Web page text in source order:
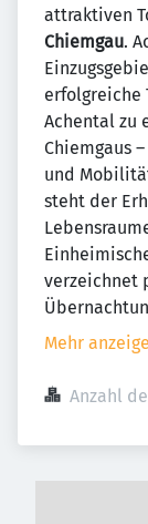
attraktiven
Chiemgau.
erfolgreiche
Achental zu
Chiemgaus
und
steht der
verzeichnet
Mehr
Anzahl